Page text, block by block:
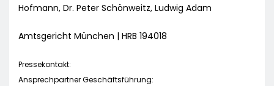
Hofmann, Dr. Peter Schönweitz, Ludwig Adam
Amtsgericht München | HRB 194018
Pressekontakt:
Ansprechpartner Geschäftsführung: